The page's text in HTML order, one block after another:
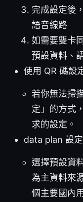
完成設定後
語音線路
如需要雙卡
預設資料、
使用 QR 碼設
若你無法掃
定」的方式
求的設定。
data plan 設
選擇預設資
為主資料來
個主要國內